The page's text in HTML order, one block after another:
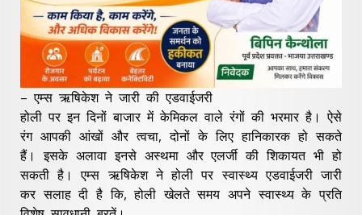
– एम्स ऋषिकेश ने जारी की एडवाईजरी
होली पर इन दिनों बाजार में केमिकल वाले रंगों की भरमार है। ऐसे
रंग आपकी आंखों और त्वचा, दोनों के लिए हानिकारक हो सकते
हैं। इसके अलावा इनसे अस्थमा और एलर्जी की शिकायत भी हो
सकती है। एम्स ऋषिकेश ने होली पर स्वास्थ्य एडवाईजरी जारी
कर सलाह दी है कि, होली खेलते समय अपने स्वास्थ्य के प्रति